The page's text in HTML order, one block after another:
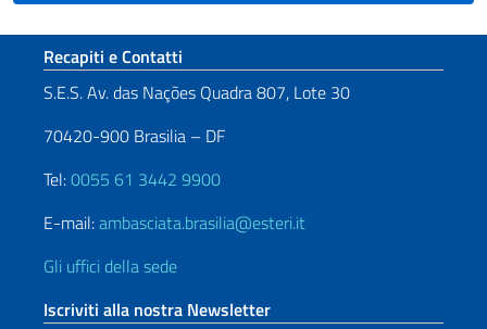
Sezione footer
Recapiti e Contatti
S.E.S. Av. das Nações Quadra 807, Lote 30
70420-900 Brasilia – DF
Tel:0055 61 3442 9900
E-mail:ambasciata.brasilia@esteri.it
Gli uffici della sede
Iscriviti alla nostra Newsletter